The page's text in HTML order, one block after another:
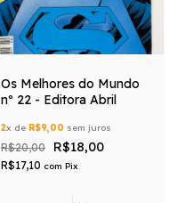
Os Melhores do Mundo
nº 22 - Editora Abril
2x de R$9,00 sem juros
R$20,00 R$18,00
R$17,10 com Pix